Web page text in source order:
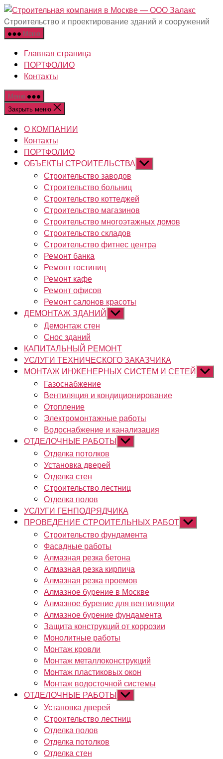
Перейти
к
содержимому
Cтроительство и проектирование зданий и сооружений
Меню
Главная страница
ПОРТФОЛИО
Контакты
Меню
Закрыть меню
О КОМПАНИИ
Контакты
ПОРТФОЛИО
ОБЪЕКТЫ СТРОИТЕЛЬСТВА Показывать
подменю
Строительство заводов
Строительство больниц
Строительство коттеджей
Строительство магазинов
Строительство многоэтажных домов
Строительство складов
Строительство фитнес центра
Ремонт банка
Ремонт гостиниц
Ремонт кафе
Ремонт офисов
Ремонт салонов красоты
ДЕМОНТАЖ ЗДАНИЙ Показывать
подменю
Демонтаж стен
Снос зданий
КАПИТАЛЬНЫЙ РЕМОНТ
УСЛУГИ ТЕХНИЧЕСКОГО ЗАКАЗЧИКА
МОНТАЖ ИНЖЕНЕРНЫХ СИСТЕМ И СЕТЕЙ
Газоснабжение
Вентиляция и кондиционирование
Отопление
Электромонтажные работы
Водоснабжение и канализация
ОТДЕЛОЧНЫЕ РАБОТЫ Показывать
подменю
Отделка потолков
Установка дверей
Отделка стен
Строительство лестниц
Отделка полов
УСЛУГИ ГЕНПОДРЯДЧИКА
ПРОВЕДЕНИЕ СТРОИТЕЛЬНЫХ РАБОТ Показывать
подменю
Строительство фундамента
Фасадные работы
Алмазная резка бетона
Алмазная резка кирпича
Алмазная резка проемов
Алмазное бурение в Москве
Алмазное бурение для вентиляции
Алмазное бурение фундамента
Защита конструкций от коррозии
Монолитные работы
Монтаж кровли
Монтаж металлоконструкций
Монтаж пластиковых окон
Монтаж водосточной системы
ОТДЕЛОЧНЫЕ РАБОТЫ Показывать
подменю
Установка дверей
Строительство лестниц
Отделка полов
Отделка потолков
Отделка стен